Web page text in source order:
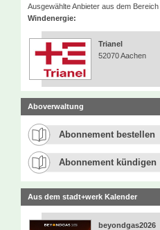
Ausgewählte Anbieter aus dem Bereich
Windenergie:
Trianel
52070 Aachen
Aboverwaltung
Abonnement bestellen
Abonnement kündigen
Aus dem stadt+werk Kalender
beyondgas2026